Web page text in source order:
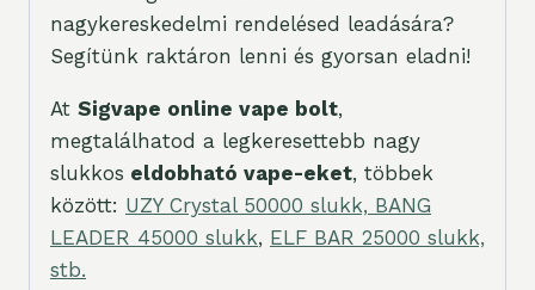
nagykereskedelmi rendelésed leadására?
Segítünk raktáron lenni és gyorsan eladni!
At Sigvape online vape bolt,
megtalálhatod a legkeresettebb nagy
slukkos eldobható vape-eket, többek
között: UZY Crystal 50000 slukk, BANG
LEADER 45000 slukk, ELF BAR 25000 slukk,
stb.